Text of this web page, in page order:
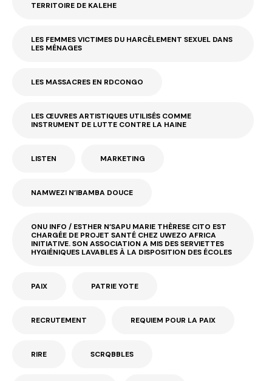
TERRITOIRE DE KALEHE
LES FEMMES VICTIMES DU HARCÈLEMENT SEXUEL DANS
LES MÉNAGES
LES MASSACRES EN RDCONGO
LES ŒUVRES ARTISTIQUES UTILISÉS COMME
INSTRUMENT DE LUTTE CONTRE LA HAINE
LISTEN MARKETING
NAMWEZI N’IBAMBA DOUCE
ONU INFO / ESTHER N’SAPU MARIE THÈRESE CITO EST
CHARGÉE DE PROJET SANTÉ CHEZ UWEZO AFRICA
INITIATIVE. SON ASSOCIATION A MIS DES SERVIETTES
HYGIÉNIQUES LAVABLES À LA DISPOSITION DES ÉCOLES
PAIX PATRIE YOTE
RECRUTEMENT REQUIEM POUR LA PAIX
RIRE SCRQBBLES